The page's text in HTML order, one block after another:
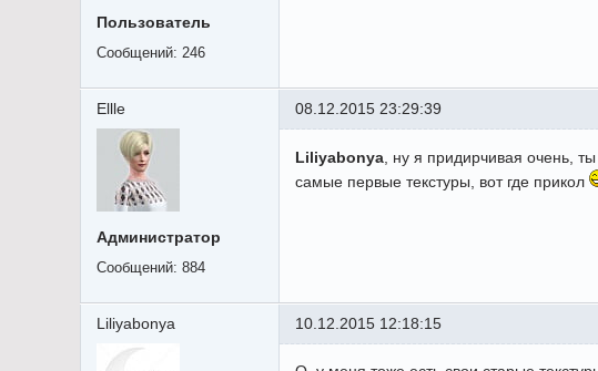
Пользователь
Сообщений: 246
Ellle
Администратор
Сообщений: 884
08.12.2015 23:29:39
Liliyabonya, ну я придирчивая очень,
самые первые текстуры, вот где прикол
Liliyabonya 10.12.2015 12:18:15